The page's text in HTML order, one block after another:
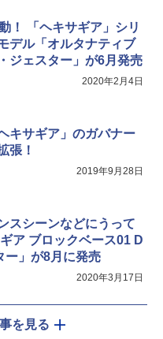
！ 「ヘキサギア」シリ
デル「オルタナティブ
ジェスター」が6月発売
2020年2月4日
キサギア」のガバナー
張！
2019年9月28日
スシーンなどにうって
ア ブロックベース01 D
ー」が8月に発売
2020年3月17日
を見る